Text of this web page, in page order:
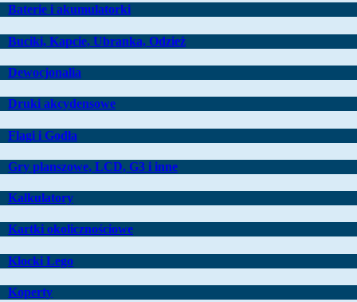
Baterie i akumulatorki
Buciki, Kapcie, Ubranka, Odzież
Dewocjonalia
Druki akcydensowe
Flagi i Godła
Gry planszowe, LCD, G3 i inne
Kalkulatory
Kartki okolicznościowe
Klocki Lego
Koperty